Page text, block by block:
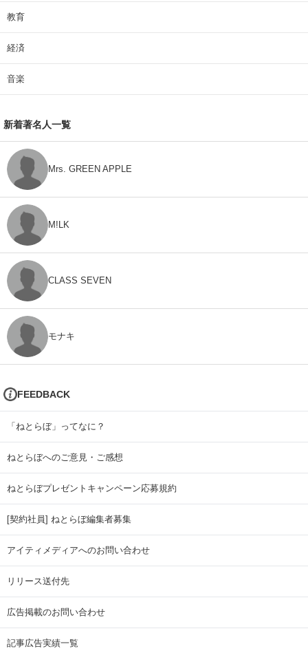
教育
経済
音楽
新着著名人一覧
Mrs. GREEN APPLE
M!LK
CLASS SEVEN
モナキ
FEEDBACK
「ねとらぼ」ってなに？
ねとらぼへのご意見・ご感想
ねとらぼプレゼントキャンペーン応募規約
[契約社員] ねとらぼ編集者募集
アイティメディアへのお問い合わせ
リリース送付先
広告掲載のお問い合わせ
記事広告実績一覧